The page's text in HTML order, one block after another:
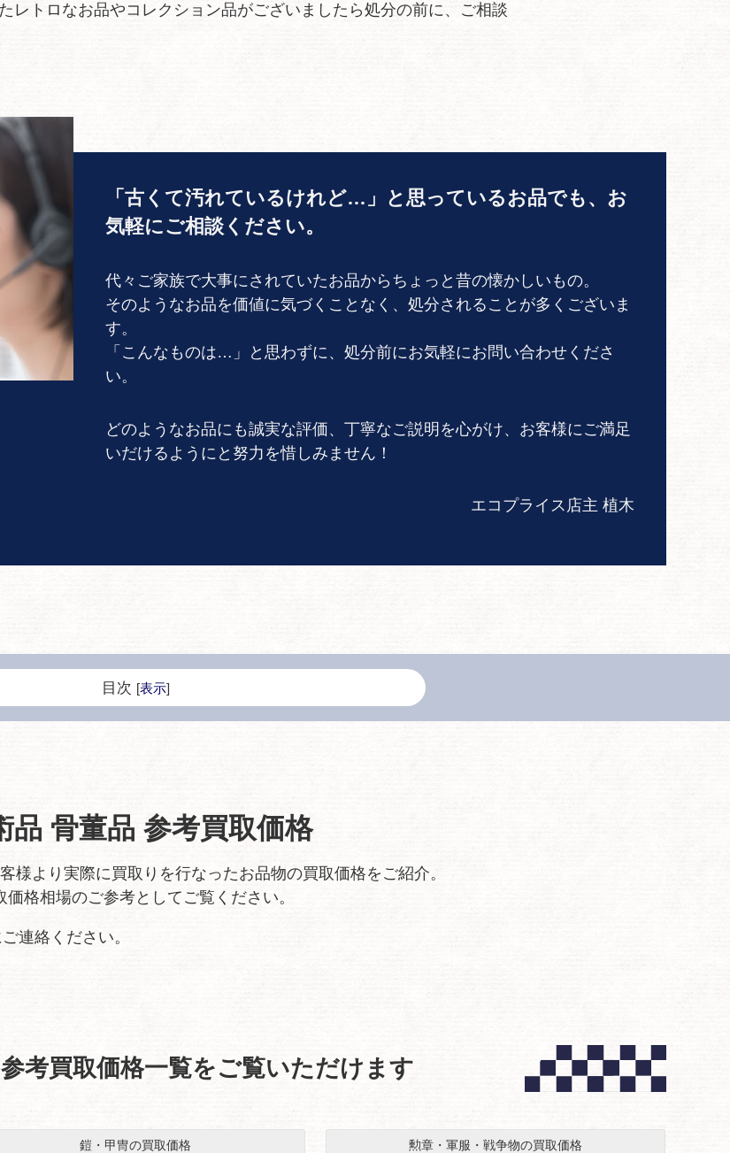
レトロなお品やコレクション品がございましたら処分の前に、ご相談
「古くて汚れているけれど…」と思っているお品でも、お
気軽にご相談ください。
代々ご家族で大事にされていたお品からちょっと昔の懐かしいもの。
そのようなお品を価値に気づくことなく、処分されることが多くございま
す。
「こんなものは…」と思わずに、処分前にお気軽にお問い合わせくださ
い。
どのようなお品にも誠実な評価、丁寧なご説明を心がけ、お客様にご満足
いだけるようにと努力を惜しみません！
エコプライス店主 植木
目次 [表示]
品 骨董品 参考買取価格
様より実際に買取りを行なったお品物の買取価格をご紹介。
価格相場のご参考としてご覧ください。
連絡ください。
考買取価格一覧をご覧いただけます
鎧・甲冑の買取価格 勲章・軍服・戦争物の買取価格